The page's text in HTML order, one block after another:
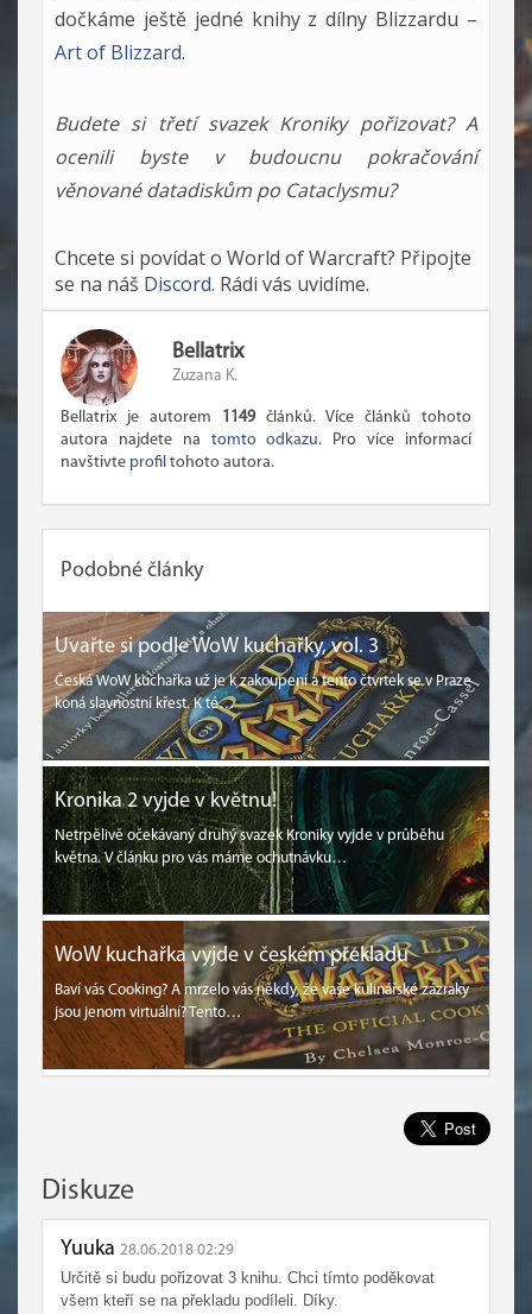
dočkáme ještě jedné knihy z dílny Blizzardu –
Art of Blizzard.
Budete si třetí svazek Kroniky pořizovat? A
ocenili byste v budoucnu pokračování
věnované datadiskům po Cataclysmu?
Chcete si povídat o World of Warcraft? Připojte
se na náš Discord. Rádi vás uvidíme.
Bellatrix
Zuzana K.
Bellatrix je autorem 1149článků. Více článků tohoto
autora najdete na tomto odkazu. Pro více informací
navštivte profil tohoto autora.
Podobné články
Uvařte si podle WoW kuchařky, vol. 3
Česká WoW kuchařka už je k zakoupení a tento čtvrtek se v Praze
koná slavnostní křest. K té…
Kronika 2 vyjde v květnu!
Netrpělivě očekávaný druhý svazek Kroniky vyjde v průběhu
května. V článku pro vás máme ochutnávku…
WoW kuchařka vyjde v českém překladu
Baví vás Cooking? A mrzelo vás někdy, že vaše kulinářské zázraky
jsou jenom virtuální? Tento…
Diskuze
Yuuka 28.06.2018 02:29
Určitě si budu pořizovat 3 knihu. Chci tímto poděkovat
všem kteří se na překladu podíleli. Díky.